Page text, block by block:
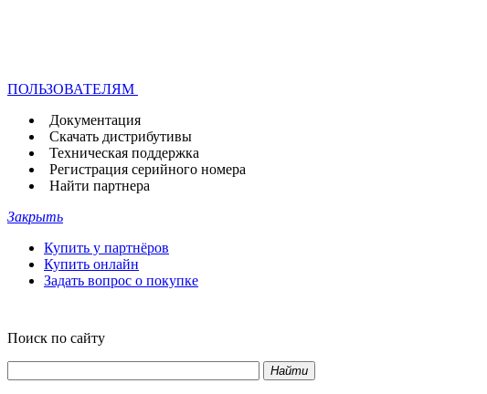
ПОЛЬЗОВАТЕЛЯМ
Документация
Скачать дистрибутивы
Техническая поддержка
Регистрация серийного номера
Найти партнера
Закрыть
Купить у партнёров
Купить онлайн
Задать вопрос о покупке
Поиск по сайту
Найти